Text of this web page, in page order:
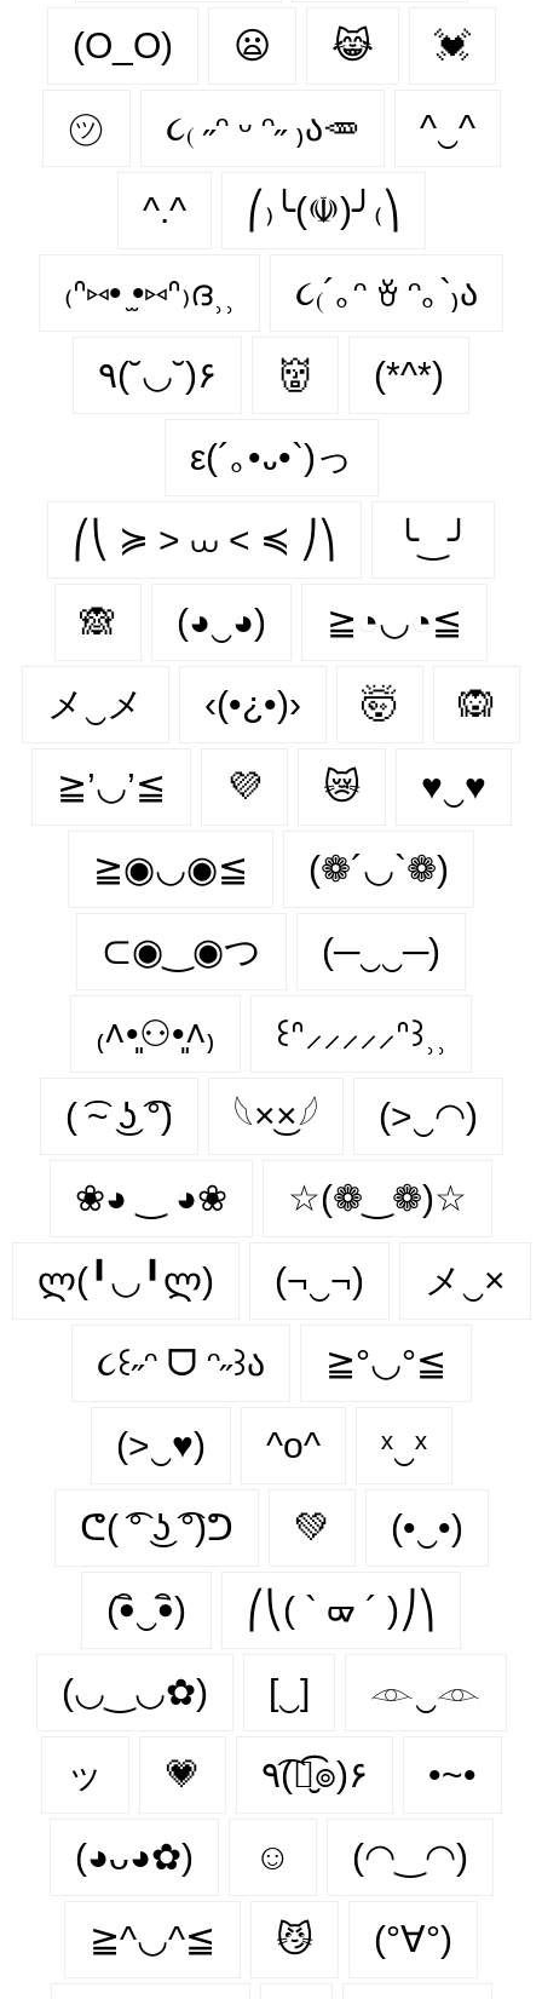
(O_O) 😦 😹 💓
㋡ ૮₍ ˶ᵔ ᵕ ᵔ˶ ₎ა🥕 ^‿^
^.^ ⎛₎╰(☫)╯₍⎞
₍ᐢ⑅• ̫•⑅ᐢ₎ദ⸒⸒ ૮₍´｡ᵔ ꈊ ᵔ｡`₎ა
٩(˘◡˘)۶ 👹 (*^*)
ε(´｡•᎑•`)っ
⎛⎝ ≽ > ⩊ < ≼ ⎠⎞ ╰‿╯
🙈 (◕‿◕) ≧◔◡◔≦
メ‿メ ‹(•¿•)› 🤯 🙉
≧’◡’≦ 💜 😿 ♥‿♥
≧◉◡◉≦ (❁´◡`❁)
⊂◉‿◉つ (─‿‿─)
₍˄•͈⚇•͈˄₎ ꒰ᐢ⸝⸝⸝⸝⸝ᐢ꒱⸒⸒
( ͡~ ͜ʖ ͡°) 𓆩×͜×𓆪 (>‿◠)
❀◕ ‿ ◕❀ ☆(❁‿❁)☆
ლ(╹◡╹ლ) (¬‿¬) メ‿×
૮꒰˶ᵔ ᗜ ᵔ˶꒱ა ≧°◡°≦
(>‿♥) ^o^ ˣ‿ˣ
ᕦ( ͡° ͜ʖ ͡°)ᕤ 💚 (•‿•)
(•ิ‿•ิ) ⎛⎝( ` ᢍ ´ )⎠⎞
(◡‿◡✿) [‿] 𓁹‿𓁹
ッ 💗 ٩(͡๏̮͡๏)۶ •~•
(◕ᴗ◕✿) ☺️ (◠‿◠)
≧^◡^≦ 😼 (°∀°)